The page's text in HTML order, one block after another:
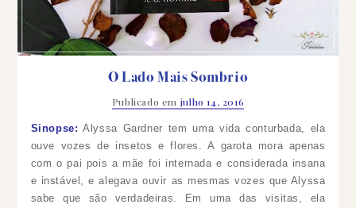
O Lado Mais Sombrio
Publicado em julho 14, 2016
Sinopse: Alyssa Gardner tem uma vida conturbada, ela
ouve vozes de insetos e flores. A garota mora apenas
com o pai pois a mãe foi internada e considerada insana
e instável, e alegava ouvir as mesmas vozes que Alyssa
sabe que são verdadeiras. Em uma das visitas, ela